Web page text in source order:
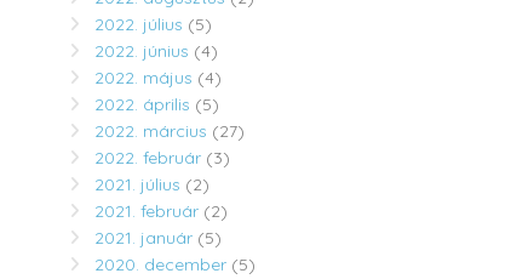
2022. július (5)
2022. június (4)
2022. május (4)
2022. április (5)
2022. március (27)
2022. február(3)
2021. július (2)
2021. február(2)
2021. január(5)
2020. december(5)